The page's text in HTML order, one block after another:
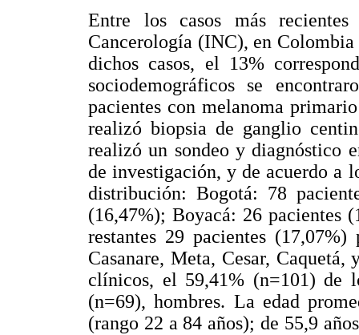
Entre los casos más
Cancerología (INC), en
dichos casos, el 13%
sociodemográficos se
pacientes con melanoma
realizó biopsia de ganglio
realizó un sondeo y diagnóstico
de investigación, y de acuerdo a
distribución: Bogotá: 78
(16,47%); Boyacá: 26 pacientes
restantes 29 pacientes
Casanare, Meta, Cesar,
clínicos, el 59,41% (n=101) de
(n=69), hombres. La edad
(rango 22 a 84 años); de 55,9